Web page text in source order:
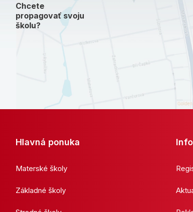
Chcete
propagovať svoju
školu?
Hlavná ponuka
Materské školy
Základné školy